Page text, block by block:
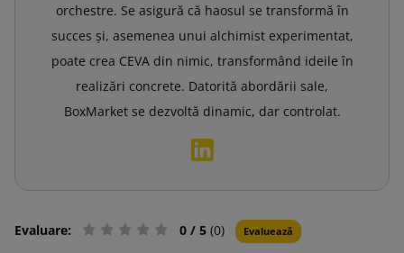
orchestre. Se asigură că haosul se transformă în
succes și, asemenea unui alchimist experimentat,
poate crea CEVA din nimic, transformând ideile în
realizări concrete. Datorită abordării sale,
BoxMarket se dezvoltă dinamic, dar controlat.
Evaluare: 0 / 5 (0) Evaluează